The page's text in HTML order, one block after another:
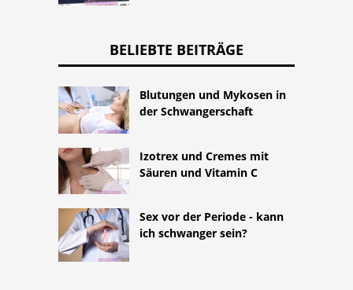
BELIEBTE BEITRÄGE
Blutungen und Mykosen in
der Schwangerschaft
Izotrex und Cremes mit
Säuren und Vitamin C
Sex vor der Periode - kann
ich schwanger sein?